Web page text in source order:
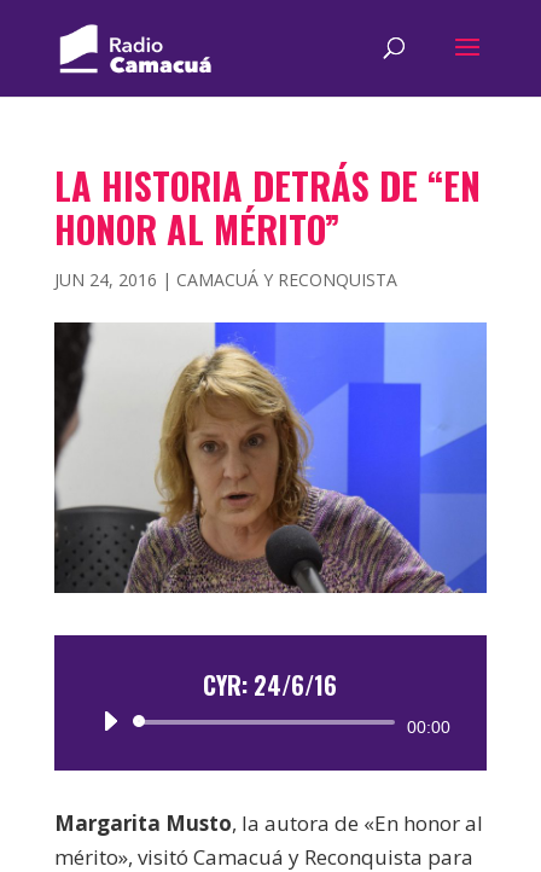
LA HISTORIA DETRÁS DE “EN
HONOR AL MÉRITO”
JUN 24, 2016 | CAMACUÁ Y RECONQUISTA
CYR: 24/6/16
Reproductor
00:00
Margarita Musto, la autora de «En honor al
mérito», visitó Camacuá y Reconquista para